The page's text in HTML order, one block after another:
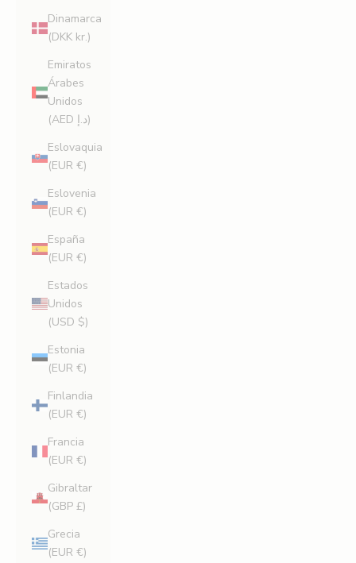
Dinamarca
(DKK kr.)
Emiratos
Árabes
Unidos
(AED د.إ)
Eslovaquia
(EUR €)
Eslovenia
(EUR €)
España
(EUR €)
Estados
Unidos
(USD $)
Estonia
(EUR €)
Finlandia
(EUR €)
Francia
(EUR €)
Gibraltar
(GBP £)
Grecia
(EUR €)